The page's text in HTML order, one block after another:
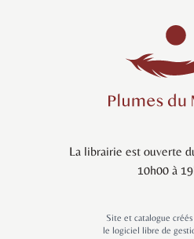
La librairie est ouverte
10h00 à
Site et catalogue créés
le logiciel libre de